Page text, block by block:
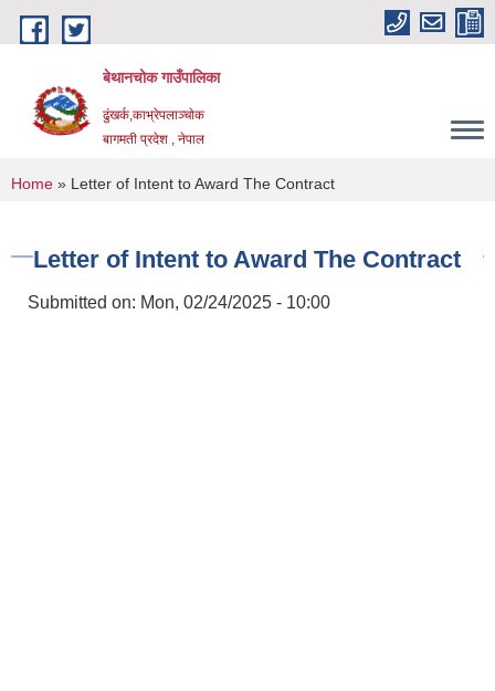
Skip to main content
बेथानचोक गाउँपालिका
ढुंखर्क,काभ्रेपलाञ्चाेक
बागमती प्रदेश , नेपाल
You are here
Home » Letter of Intent to Award The Contract
Letter of Intent to Award The Contract
Submitted on: Mon, 02/24/2025 - 10:00